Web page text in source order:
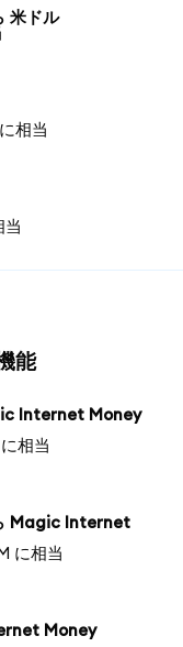
米ドル
相当
当
能
Internet Money
相当
Magic Internet
に相当
Money